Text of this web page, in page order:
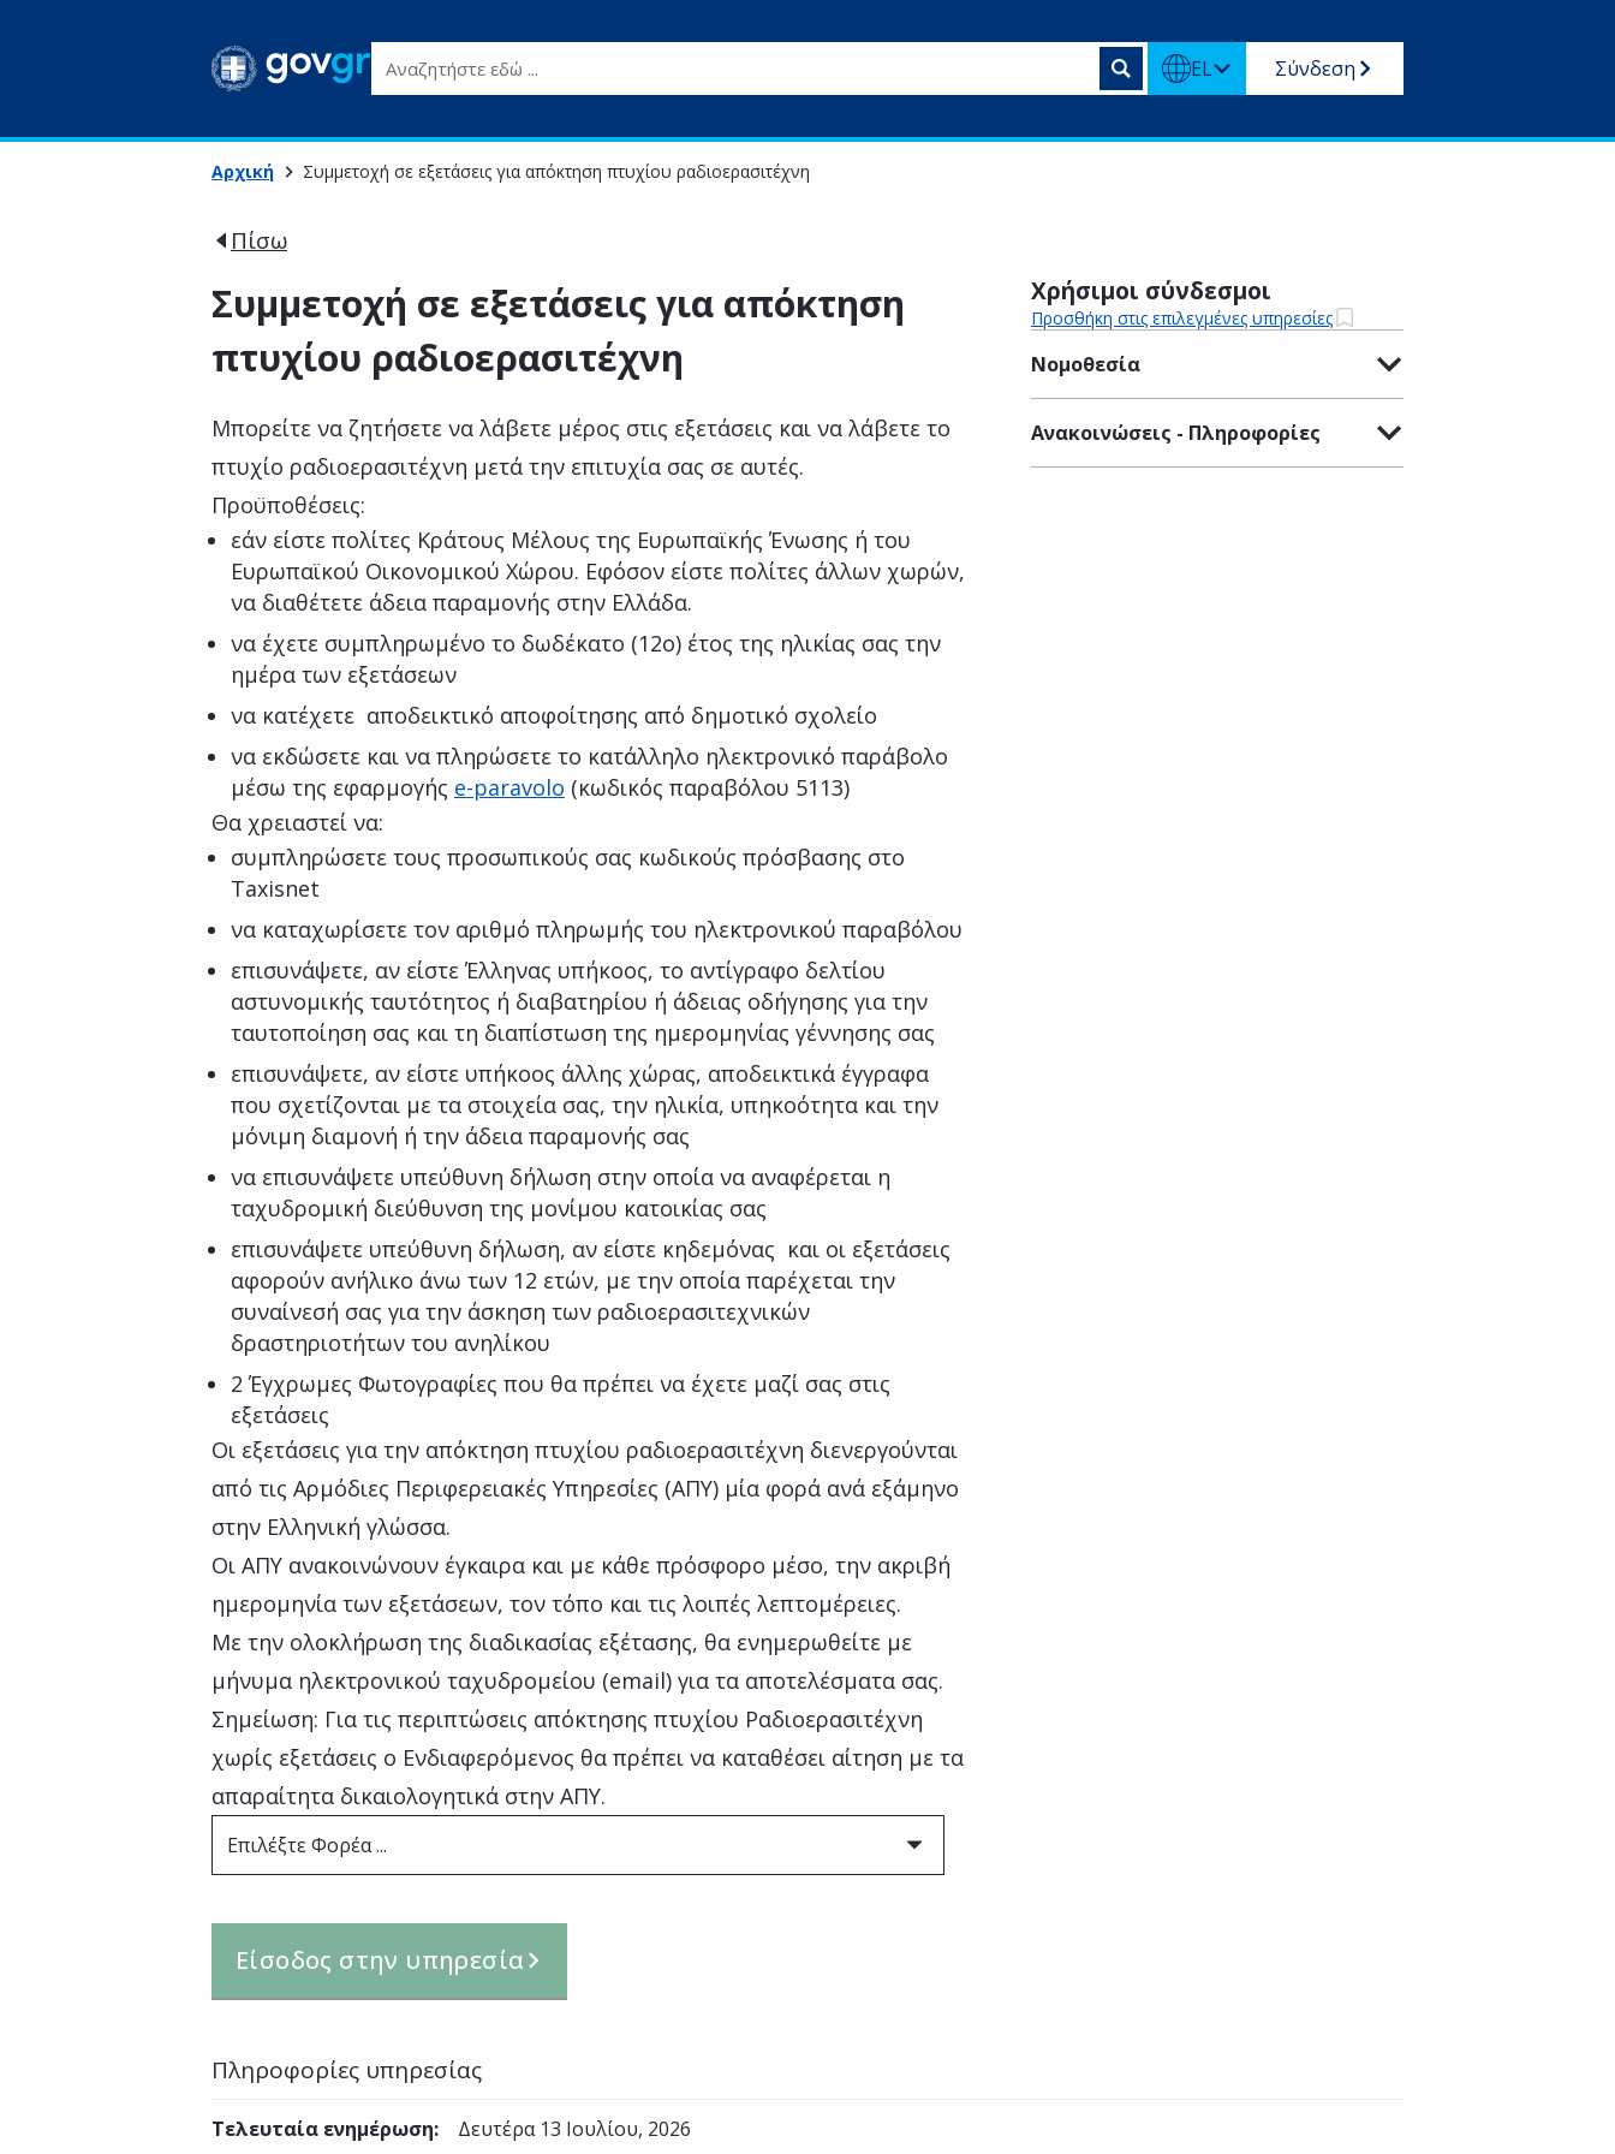
Αναζητήστε εδώ ... EL Σύνδεση
Αρχική Συμμετοχή σε εξετάσεις για απόκτηση πτυχίου ραδιοερασιτέχνη
Πίσω
Συμμετοχή σε εξετάσεις για απόκτηση
πτυχίου ραδιοερασιτέχνη
Μπορείτε να ζητήσετε να λάβετε μέρος στις εξετάσεις και να λάβετε το
πτυχίο ραδιοερασιτέχνη μετά την επιτυχία σας σε αυτές.
Προϋποθέσεις:
εάν είστε πολίτες Κράτους Μέλους της Ευρωπαϊκής Ένωσης ή του
Ευρωπαϊκού Οικονομικού Χώρου. Εφόσον είστε πολίτες άλλων χωρών,
να διαθέτετε άδεια παραμονής στην Ελλάδα.
να έχετε συμπληρωμένο το δωδέκατο (12ο) έτος της ηλικίας σας την
ημέρα των εξετάσεων
να κατέχετε αποδεικτικό αποφοίτησης από δημοτικό σχολείο
να εκδώσετε και να πληρώσετε το κατάλληλο ηλεκτρονικό παράβολο
μέσω της εφαρμογής e-paravolo (κωδικός παραβόλου 5113)
Θα χρειαστεί να:
συμπληρώσετε τους προσωπικούς σας κωδικούς πρόσβασης στο
Taxisnet
να καταχωρίσετε τον αριθμό πληρωμής του ηλεκτρονικού παραβόλου
επισυνάψετε, αν είστε Έλληνας υπήκοος, το αντίγραφο δελτίου
αστυνομικής ταυτότητος ή διαβατηρίου ή άδειας οδήγησης για την
ταυτοποίηση σας και τη διαπίστωση της ημερομηνίας γέννησης σας
επισυνάψετε, αν είστε υπήκοος άλλης χώρας, αποδεικτικά έγγραφα
που σχετίζονται με τα στοιχεία σας, την ηλικία, υπηκοότητα και την
μόνιμη διαμονή ή την άδεια παραμονής σας
να επισυνάψετε υπεύθυνη δήλωση στην οποία να αναφέρεται η
ταχυδρομική διεύθυνση της μονίμου κατοικίας σας
επισυνάψετε υπεύθυνη δήλωση, αν είστε κηδεμόνας και οι εξετάσεις
αφορούν ανήλικο άνω των 12 ετών, με την οποία παρέχεται την
συναίνεσή σας για την άσκηση των ραδιοερασιτεχνικών
δραστηριοτήτων του ανηλίκου
2 Έγχρωμες Φωτογραφίες που θα πρέπει να έχετε μαζί σας στις
εξετάσεις
Οι εξετάσεις για την απόκτηση πτυχίου ραδιοερασιτέχνη διενεργούνται
από τις Αρμόδιες Περιφερειακές Υπηρεσίες (ΑΠΥ) μία φορά ανά εξάμηνο
στην Ελληνική γλώσσα.
Οι ΑΠΥ ανακοινώνουν έγκαιρα και με κάθε πρόσφορο μέσο, την ακριβή
ημερομηνία των εξετάσεων, τον τόπο και τις λοιπές λεπτομέρειες.
Με την ολοκλήρωση της διαδικασίας εξέτασης, θα ενημερωθείτε με
μήνυμα ηλεκτρονικού ταχυδρομείου (email) για τα αποτελέσματα σας.
Σημείωση: Για τις περιπτώσεις απόκτησης πτυχίου Ραδιοερασιτέχνη
χωρίς εξετάσεις ο Ενδιαφερόμενος θα πρέπει να καταθέσει αίτηση με τα
απαραίτητα δικαιολογητικά στην ΑΠΥ.
Επιλέξτε Φορέα ...
Είσοδος στην υπηρεσία
Χρήσιμοι σύνδεσμοι
Προσθήκη στις επιλεγμένες υπηρεσίες
Νομοθεσία
Ανακοινώσεις - Πληροφορίες
Πληροφορίες υπηρεσίας
Τελευταία ενημέρωση: Δευτέρα 13 Ιουλίου, 2026